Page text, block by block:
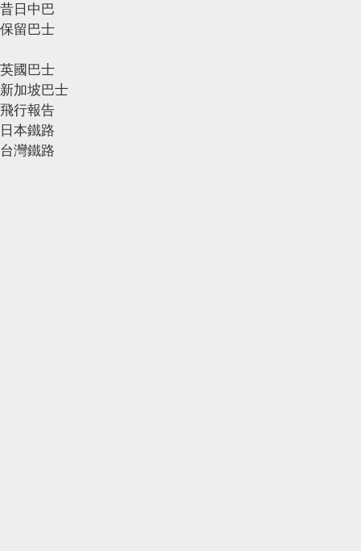
昔日中巴
保留巴士
英國巴士
新加坡巴士
飛行報告
日本鐵路
台灣鐵路